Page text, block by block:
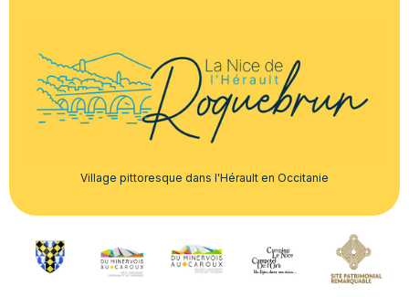
Village pittoresque dans l'Hérault en Occitanie